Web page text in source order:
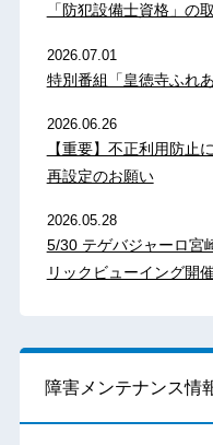
「防犯設備士資格」の
2026.07.01
特別番組「皇徳寺ふれ
2026.06.26
【重要】不正利用防止
再設定のお願い
2026.05.28
5/30 テゲバジャーロ
リックビューイング開
障害メンテナンス情